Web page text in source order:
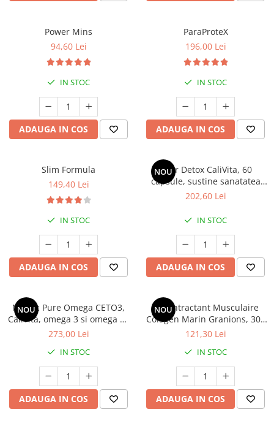
Power Mins
94,60 Lei
IN STOC
ADAUGA IN COS
ParaProteX
196,00 Lei
IN STOC
ADAUGA IN COS
Slim Formula
149,40 Lei
IN STOC
ADAUGA IN COS
NOU
Liver Detox CaliVita, 60
capsule, sustine sanatatea
ficatului
202,60 Lei
IN STOC
ADAUGA IN COS
NOU
Nordic Pure Omega CETO3,
CaliVita, omega 3 si omega 11
lichid - 240 ml
273,00 Lei
IN STOC
ADAUGA IN COS
NOU
Decontractant Musculaire
Colagen Marin Granions, 300
g – Pulbere cu 10.000 mg
Hialuronic și Vitamina C
(Aromă de Lămâie)
121,30 Lei
IN STOC
ADAUGA IN COS